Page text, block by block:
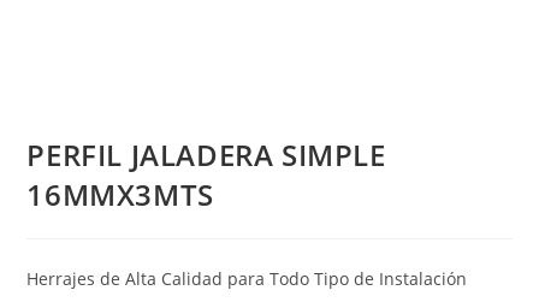
PERFIL JALADERA SIMPLE
16MMX3MTS
Herrajes de Alta Calidad para Todo Tipo de Instalación